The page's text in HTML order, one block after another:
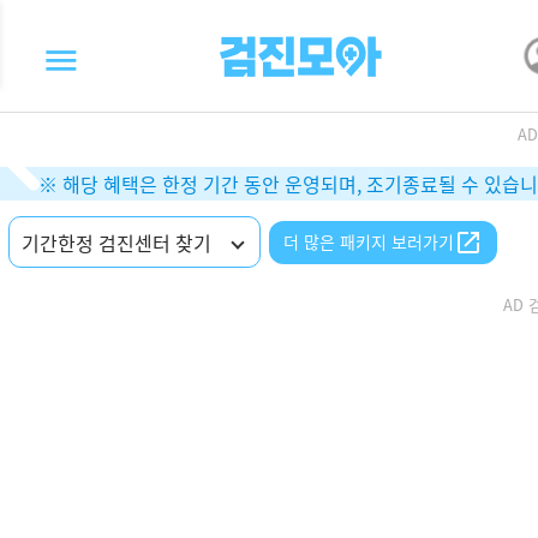
※ 해당 혜택은 한정 기간 동안 운영되며, 조기종료될 수 있습
기간한정 검진센터 찾기 더 많은 패키지 보러가기
AD